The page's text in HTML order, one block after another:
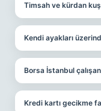
Timsah ve kürdan
Kendi ayakları
Borsa İstanbul
Kredi kartı gecikme